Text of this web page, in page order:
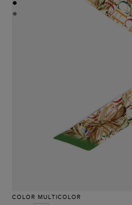
●
●
COLOR MULTICOLOR